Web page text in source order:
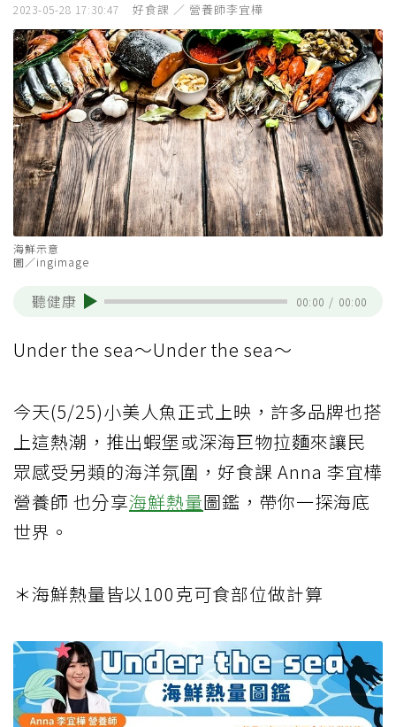
2023-05-28 17:30:47 好食課 ／ 營養師李宜樺
海鮮示意
圖／ingimage
聽健康 00:00 / 00:00
Under the sea～Under the sea～
今天(5/25)小美人魚正式上映，許多品牌也搭
上這熱潮，推出蝦堡或深海巨物拉麵來讓民
眾感受另類的海洋氛圍，好食課 Anna 李宜樺
營養師 也分享海鮮熱量圖鑑，帶你一探海底
世界。
＊海鮮熱量皆以100克可食部位做計算